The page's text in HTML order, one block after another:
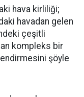
hava kirliliği;
havadan gelen
çeşitli
kompleks bir
şöyle